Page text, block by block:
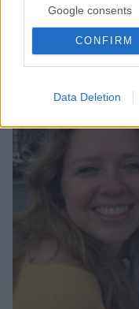
Google consents
CONFIRM
Data Deletion